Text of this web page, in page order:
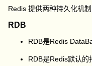
Redis 提供两种持久化机制
RDB
RDB是Redis
RDB是Redis默认